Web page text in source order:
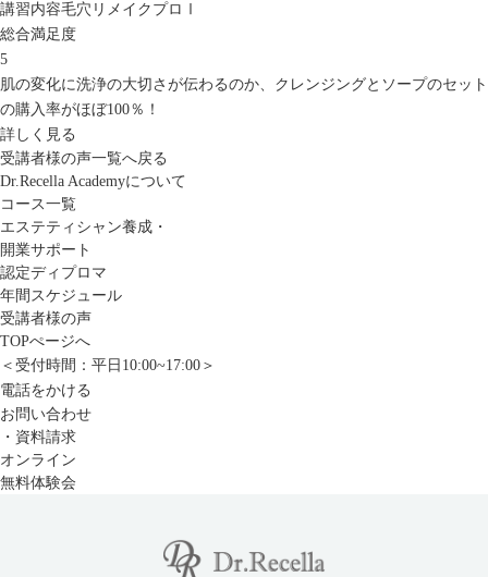
講習内容毛穴リメイクプロⅠ
総合満足度
5
肌の変化に洗浄の大切さが伝わるのか、クレンジングとソープのセット
の購入率がほぼ100％！
詳しく見る
受講者様の声一覧へ戻る
Dr.Recella Academyについて
コース一覧
エステティシャン養成・
開業サポート
認定ディプロマ
年間スケジュール
受講者様の声
TOPぺージへ
＜受付時間：平日10:00~17:00＞
電話をかける
お問い合わせ
・資料請求
オンライン
無料体験会